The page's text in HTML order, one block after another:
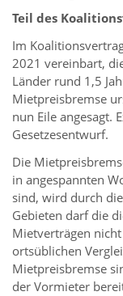
Teil des
Im
2021 vereinbart,
Länder rund 1,5
Mietpreisbremse
nun Eile angesagt.
Gesetzesentwurf.
Die
in angespannten
sind, wird durch
Gebieten darf die
Mietverträgen
ortsüblichen
Mietpreisbremse
der Vormieter